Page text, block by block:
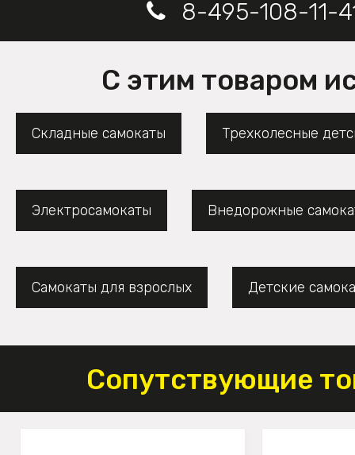
8-495-108-11-
С этим товаром
Складные самокаты Трехколесные
Электросамокаты Внедорожные
Самокаты для взрослых Детские
Сопутствующие